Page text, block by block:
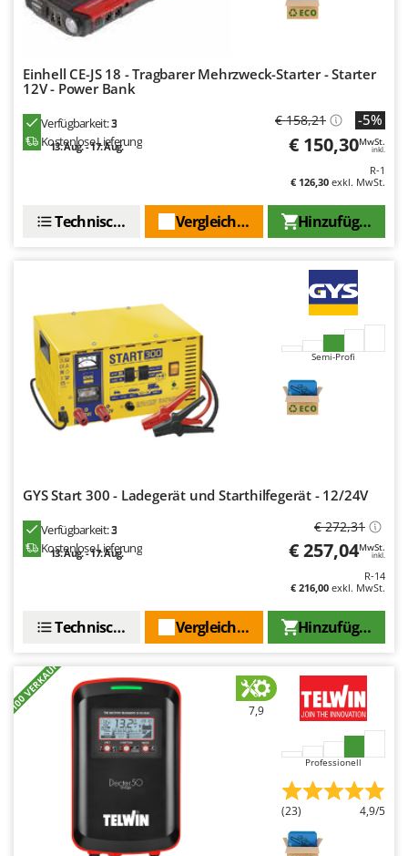
WIDU
Wiper EcoRobot
Wortex
Worx
Zanon
Zomax
Einhell CE-JS 18 - Tragbarer Mehrzweck-Starter - Starter
12V - Power Bank
Verfügbarkeit:3
Kostenlose Lieferung
13. Aug. - 17. Aug.
€ 158,21 -5%
€ 150,30MwSt.
inkl.
R-1
€ 126,30 exkl. MwSt.
Hinzufügen
Vergleichen Sie
Technische Daten
Semi-Profi
GYS Start 300 - Ladegerät und Starthilfegerät - 12/24V
Verfügbarkeit:3
Kostenlose Lieferung
13. Aug. - 17. Aug.
€ 272,31
€ 257,04MwSt.
inkl.
R-14
€ 216,00 exkl. MwSt.
Hinzufügen
Vergleichen Sie
Technische Daten
+100 VERKAUFT 7,9
Professionell
(23) 4,9/5